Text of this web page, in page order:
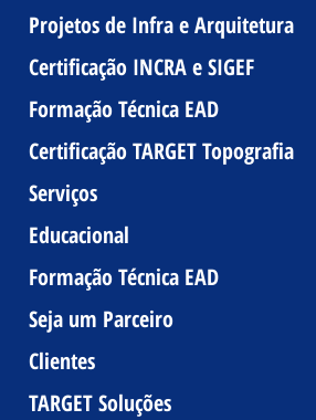
Projetos de Infra e Arquitetura
Certificação INCRA e SIGEF
Formação Técnica EAD
Certificação TARGET Topografia
Serviços
Educacional
Formação Técnica EAD
Seja um Parceiro
Clientes
TARGET Soluções